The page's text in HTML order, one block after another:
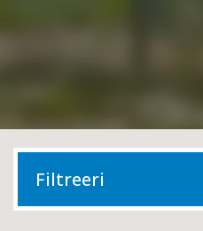
Filtreeri